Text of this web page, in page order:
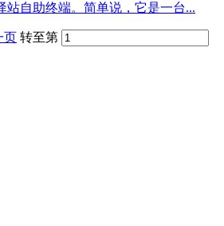
站自助终端。简单说，它是一台...
页 转至第